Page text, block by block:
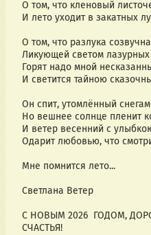
О том, что кленовый
И лето уходит в закатных
О том, что разлука
Ликующей светом лазурных
Горят надо мной
И светится тайною
Он спит, утомлённый
Но вешнее солнце пленит
И ветер весенний с
Одарит любовью, что
Мне помнится лето...
Светлана Ветер
С НОВЫМ 2026  ГОДОМ,
СЧАСТЬЯ!